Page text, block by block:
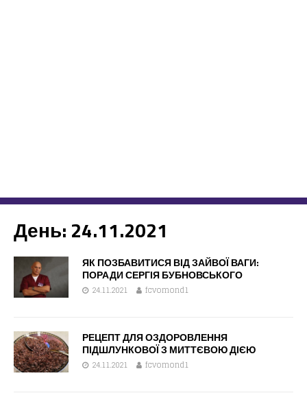
День: 24.11.2021
ЯК ПОЗБАВИТИСЯ ВІД ЗАЙВОЇ ВАГИ: ​​
ПОРАДИ СЕРГІЯ БУБНОВСЬКОГО
24.11.2021 fcvomond1
РЕЦЕПТ ДЛЯ ОЗДОРОВЛЕННЯ
ПІДШЛУНКОВОЇ З МИТТЄВОЮ ДІЄЮ
24.11.2021 fcvomond1